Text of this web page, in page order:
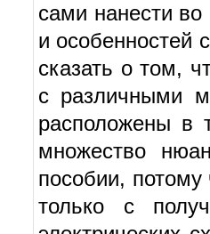
сами нанести
и особенностей
сказать о том,
с различными
расположены в
множество
пособии, потому
только с